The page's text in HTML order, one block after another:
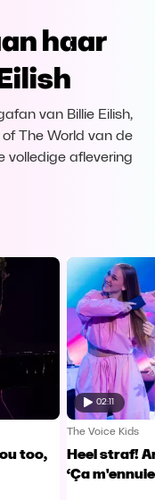
Download
Download
haar
van Billie Eilish,
The World van de
volledige aflevering
too,
02:11
The Voice Kids
Heel straf!
‘Ça